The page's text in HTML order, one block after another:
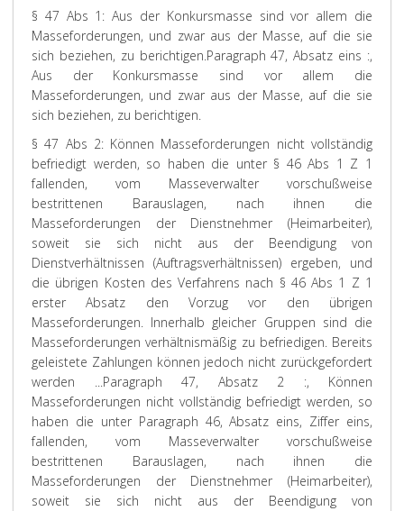
§ 47 Abs 1: Aus der Konkursmasse sind vor allem die
Masseforderungen, und zwar aus der Masse, auf die sie
sich beziehen, zu berichtigen.Paragraph 47, Absatz eins :,
Aus der Konkursmasse sind vor allem die
Masseforderungen, und zwar aus der Masse, auf die sie
sich beziehen, zu berichtigen.
§ 47 Abs 2: Können Masseforderungen nicht vollständig
befriedigt werden, so haben die unter § 46 Abs 1 Z 1
fallenden, vom Masseverwalter vorschußweise
bestrittenen Barauslagen, nach ihnen die
Masseforderungen der Dienstnehmer (Heimarbeiter),
soweit sie sich nicht aus der Beendigung von
Dienstverhältnissen (Auftragsverhältnissen) ergeben, und
die übrigen Kosten des Verfahrens nach § 46 Abs 1 Z 1
erster Absatz den Vorzug vor den übrigen
Masseforderungen. Innerhalb gleicher Gruppen sind die
Masseforderungen verhältnismäßig zu befriedigen. Bereits
geleistete Zahlungen können jedoch nicht zurückgefordert
werden ...Paragraph 47, Absatz 2 :, Können
Masseforderungen nicht vollständig befriedigt werden, so
haben die unter Paragraph 46, Absatz eins, Ziffer eins,
fallenden, vom Masseverwalter vorschußweise
bestrittenen Barauslagen, nach ihnen die
Masseforderungen der Dienstnehmer (Heimarbeiter),
soweit sie sich nicht aus der Beendigung von